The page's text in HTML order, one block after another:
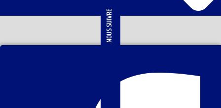
NOUS SUIVRE